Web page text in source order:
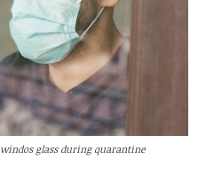
glass during quarantine